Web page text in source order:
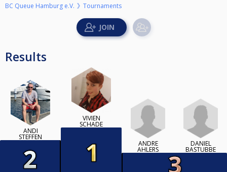
BC Queue Hamburg e.V. Tournaments
Results
ANDI
STEFFEN
VIVIEN
SCHADE
ANDRÉ
AHLERS
DANIEL
BASTUBBE